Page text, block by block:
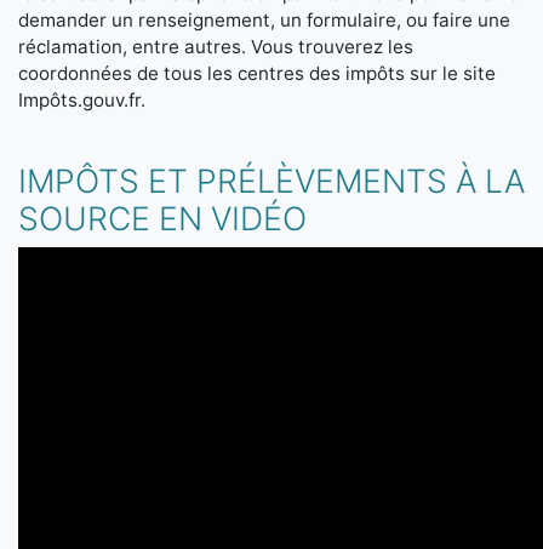
demander un renseignement, un formulaire, ou faire une
réclamation, entre autres. Vous trouverez les
coordonnées de tous les centres des impôts sur le site
Impôts.gouv.fr.
IMPÔTS ET PRÉLÈVEMENTS À LA
SOURCE EN VIDÉO